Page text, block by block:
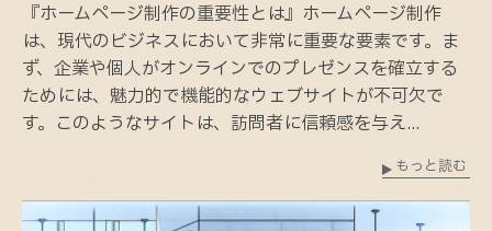
『ホームページ制作の重要性とは』ホームページ制作
は、現代のビジネスにおいて非常に重要な要素です。ま
ず、企業や個人がオンラインでのプレゼンスを確立する
ためには、魅力的で機能的なウェブサイトが不可欠で
す。このようなサイトは、訪問者に信頼感を与え...
もっと読む